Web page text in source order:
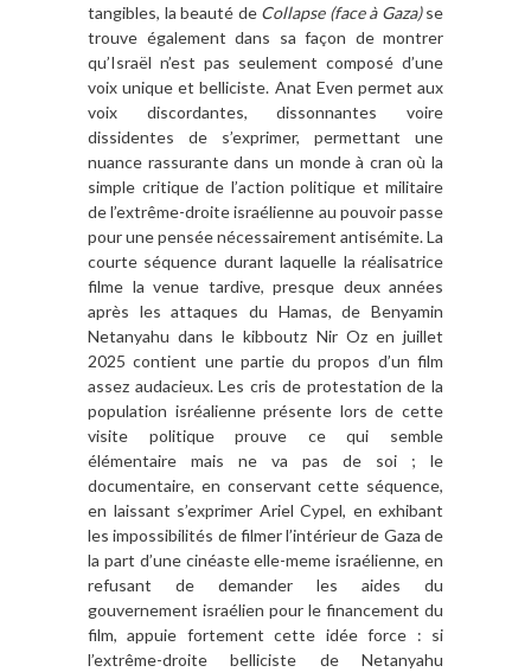
tangibles, la beauté de Collapse (face à Gaza)se
trouve également dans sa façon de montrer
qu’Israël n’est pas seulement composé d’une
voix unique et belliciste. Anat Even permet aux
voix discordantes, dissonnantes voire
dissidentes de s’exprimer, permettant une
nuance rassurante dans un monde à cran où la
simple critique de l’action politique et militaire
de l’extrême-droite israélienne au pouvoir passe
pour une pensée nécessairement antisémite. La
courte séquence durant laquelle la réalisatrice
filme la venue tardive, presque deux années
après les attaques du Hamas, de Benyamin
Netanyahu dans le kibboutz Nir Oz en juillet
2025 contient une partie du propos d’un film
assez audacieux. Les cris de protestation de la
population isréalienne présente lors de cette
visite politique prouve ce qui semble
élémentaire mais ne va pas de soi ; le
documentaire, en conservant cette séquence,
en laissant s’exprimer Ariel Cypel, en exhibant
les impossibilités de filmer l’intérieur de Gaza de
la part d’une cinéaste elle-meme israélienne, en
refusant de demander les aides du
gouvernement israélien pour le financement du
film, appuie fortement cette idée force : si
l’extrême-droite belliciste de Netanyahu